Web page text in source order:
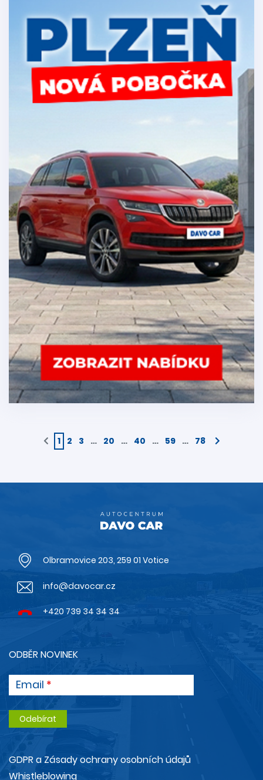
1 2 3 … 20 … 40 … 59 … 78
Olbramovice 203, 259 01 Votice
info@davocar.cz
+420 739 34 34 34
ODBĚR NOVINEK
Email
GDPR a Zásady ochrany osobních údajů
Whistleblowing